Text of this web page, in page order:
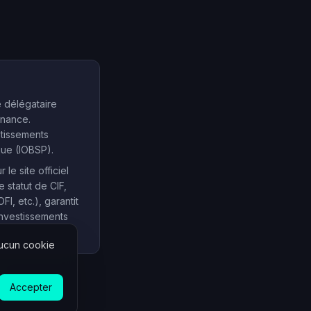
délégataire
(IOBSP).
le site officiel
de CIF,
etc.), garantit
cookie
Accepter